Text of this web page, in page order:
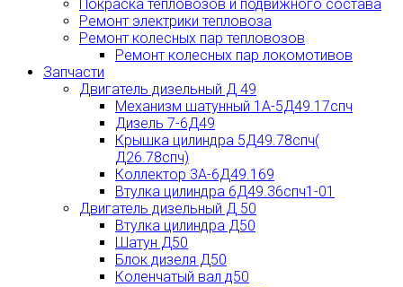
Покраска тепловозов и подвижного состава
Ремонт электрики тепловоза
Ремонт колесных пар тепловозов
Ремонт колесных пар локомотивов
Запчасти
Двигатель дизельный Д 49
Механизм шатунный 1А-5Д49.17спч
Дизель 7-6Д49
Крышка цилиндра 5Д49.78спч(
Д26.78спч)
Коллектор 3А-6Д49.169
Втулка цилиндра 6Д49.36спч1-01
Двигатель дизельный Д 50
Втулка цилиндра Д50
Шатун Д50
Блок дизеля Д50
Коленчатый вал д50